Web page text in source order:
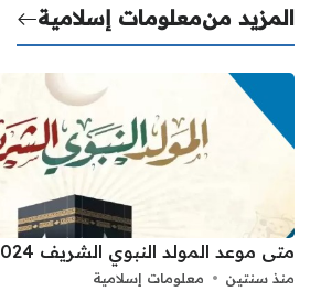
المزيد منمعلومات إسلامية
متى موعد المولد النبوي الشريف 2024
منذ سنتين معلومات إسلامية